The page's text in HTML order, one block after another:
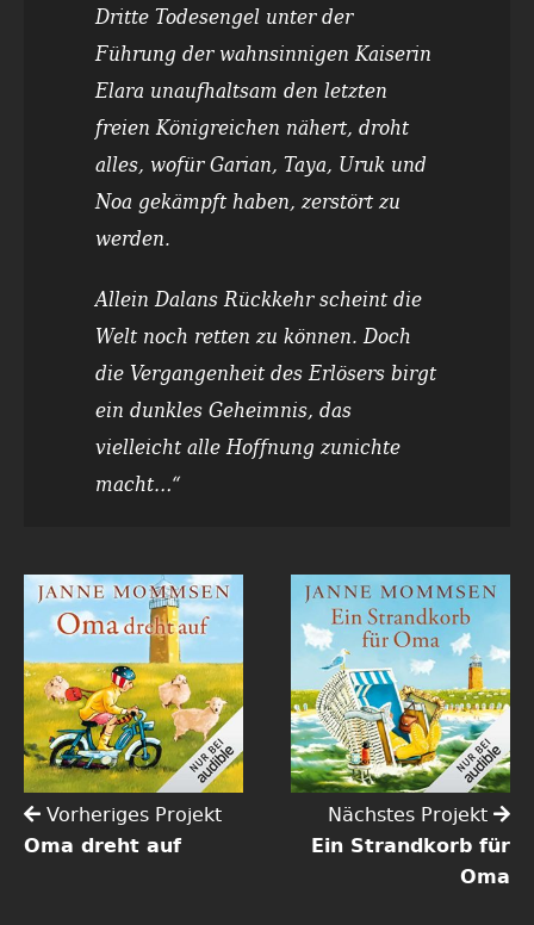
Dritte Todesengel unter der
Führung der wahnsinnigen Kaiserin
Elara unaufhaltsam den letzten
freien Königreichen nähert, droht
alles, wofür Garian, Taya, Uruk und
Noa gekämpft haben, zerstört zu
werden.
Allein Dalans Rückkehr scheint die
Welt noch retten zu können. Doch
die Vergangenheit des Erlösers birgt
ein dunkles Geheimnis, das
vielleicht alle Hoffnung zunichte
macht…“
Vorheriges Projekt
Oma dreht auf
Nächstes Projekt
Ein Strandkorb für
Oma